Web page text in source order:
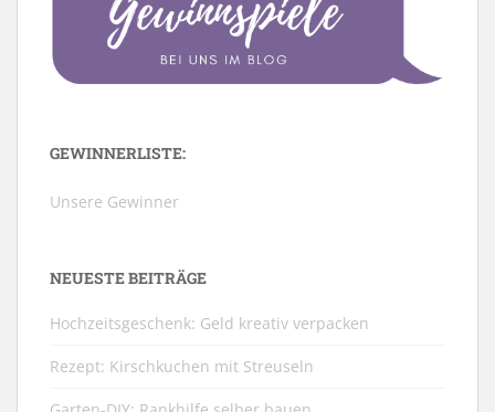
GEWINNERLISTE:
Unsere Gewinner
NEUESTE BEITRÄGE
Hochzeitsgeschenk: Geld kreativ verpacken
Rezept: Kirschkuchen mit Streuseln